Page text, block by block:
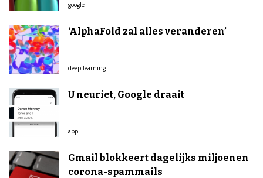
google
‘AlphaFold zal alles veranderen’
deep learning
U neuriet, Google draait
app
Gmail blokkeert dagelijks miljoenen
corona-spammails